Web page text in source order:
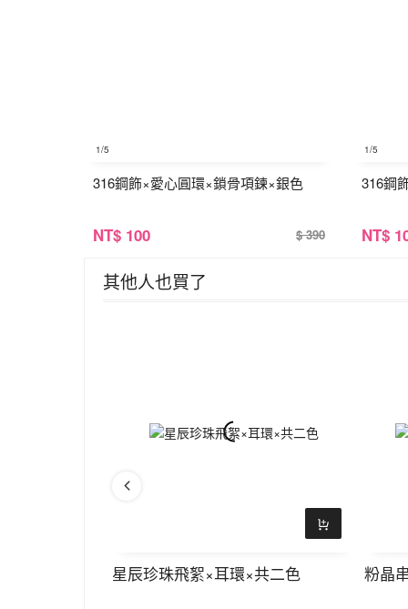
1/5
316鋼飾×愛心圓環×鎖骨項鍊×銀色
NT$ 100 $ 390
1/5
316鋼
NT$
其他人也買了
星辰珍珠飛絮×耳環×共二色 粉晶